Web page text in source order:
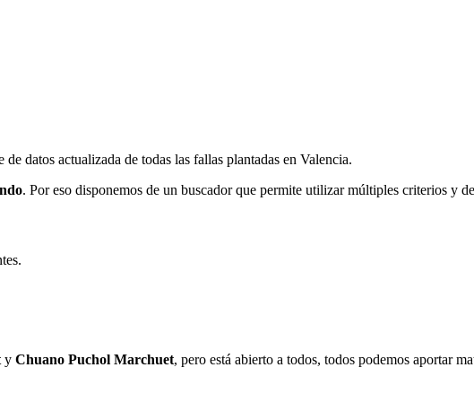
datos actualizada de todas las fallas plantadas en Valencia.
. Por eso disponemos de un buscador que permite utilizar múltiples criterios y
y Chuano Puchol Marchuet, pero está abierto a todos, todos podemos aportar